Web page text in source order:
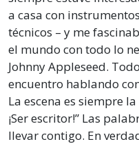
a casa con
técnicos – y me
el mundo con todo lo
Johnny Appleseed.
encuentro hablando
La escena es siempre
¡Ser escritor!” Las
llevar contigo. En